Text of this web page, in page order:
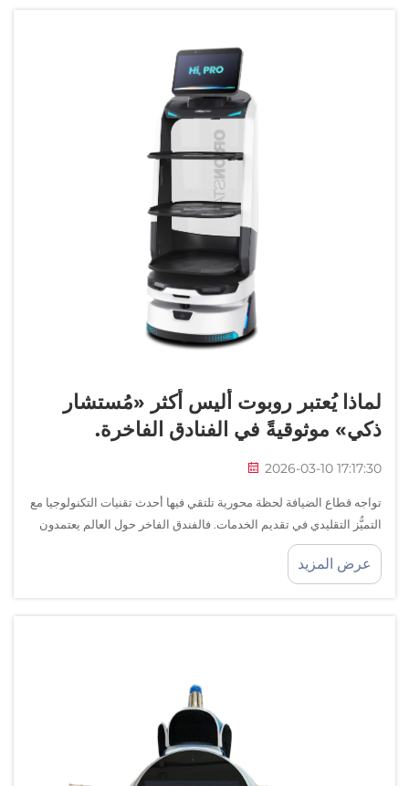
لماذا يُعتبر روبوت أليس أكثر «مُستشار
ذكي» موثوقيةً في الفنادق الفاخرة.
2026-03-10 17:17:30
تواجه قطاع الضيافة لحظة محورية تلتقي فيها أحدث تقنيات التكنولوجيا مع
التميُّز التقليدي في تقديم الخدمات. فالفندق الفاخر حول العالم يعتمدون
على الأتمتة الذكية لتعزيز تجارب الضيوف مع الحفاظ على الكفاءة
التشغيلية...
عرض المزيد